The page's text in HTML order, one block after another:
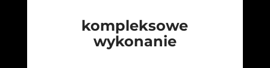
kompleksowe
wykonanie